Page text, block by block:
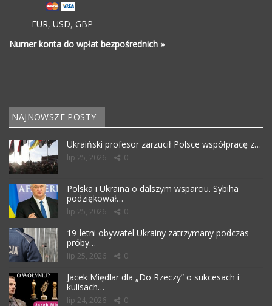
EUR, USD, GBP
Numer konta do wpłat bezpośrednich »
NAJNOWSZE POSTY
Ukraiński profesor zarzucił Polsce współpracę z…
lip 25, 2026 0
Polska i Ukraina o dalszym wsparciu. Sybiha
podziękował…
lip 25, 2026 0
19-letni obywatel Ukrainy zatrzymany podczas
próby…
lip 25, 2026 0
Jacek Międlar dla „Do Rzeczy” o sukcesach i
kulisach…
lip 24, 2026 0